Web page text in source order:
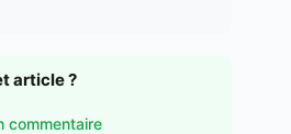
article ?
commentaire